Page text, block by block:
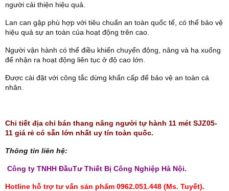
người cải thiện hiệu quả.
Lan can gập phù hợp với tiêu chuẩn an toàn quốc tế, có thể bảo vệ
hiệu quả sự an toàn của hoạt động trên cao.
Người vận hành có thể điều khiển chuyển động, nâng và hạ xuống
để nhận ra hoạt động liên tục ở độ cao lớn.
Được cài đặt với công tắc dừng khẩn cấp để bảo vệ an toàn cá
nhân.
Chi tiết địa chỉ bán thang nâng người tự hành 11 mét SJZ05-
11 giá rẻ có sẵn lớn nhất uy tín toàn quốc.
Thông tin liên hệ:
Công ty TNHH ĐầuTư Thiết Bị Công Nghiệp Hà Nội.
Hotline hỗ trợ tư vấn sản phẩm 0962.051.448 (Ms. Tuyết).